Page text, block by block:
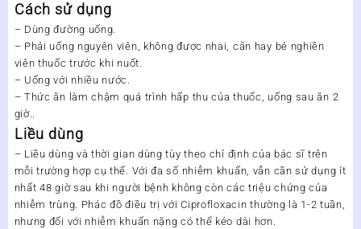
Cách sử dụng
– Dùng đường uống.
– Phải uống nguyên viên, không được nhai, cắn hay bẻ nghiền
viên thuốc trước khi nuốt.
– Uống với nhiều nước.
– Thức ăn làm chậm quá trình hấp thu của thuốc, uống sau ăn 2
giờ..
Liều dùng
– Liều dùng và thời gian dùng tùy theo chỉ định của bác sĩ trên
mỗi trường hợp cụ thể. Với đa số nhiễm khuẩn, vẫn cần sử dụng ít
nhất 48 giờ sau khi người bệnh không còn các triệu chứng của
nhiễm trùng. Phác đồ điều trị với Ciprofloxacin thường là 1-2 tuần,
nhưng đối với nhiễm khuẩn nặng có thể kéo dài hơn.